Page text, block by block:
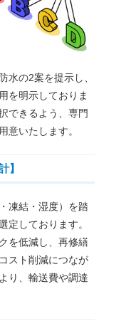
水の2案を提示し、
を明示しておりま
できるよう、専門
意いたします。
】
凍結・湿度）を踏
定しております。
を低減し、再修繕
スト削減につなが
り、輸送費や調達